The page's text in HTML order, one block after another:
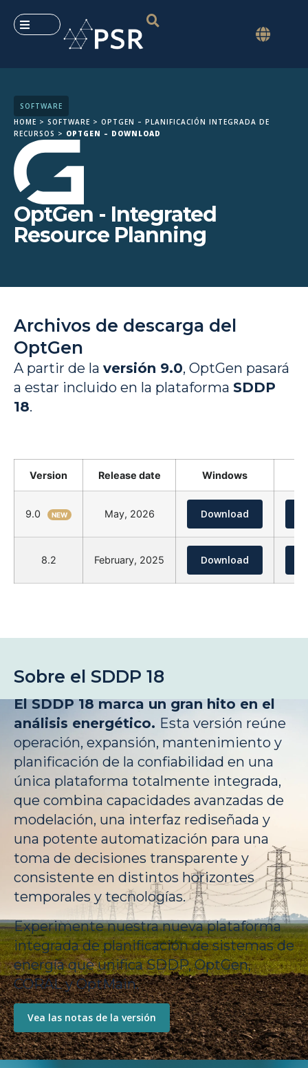
SOFTWARE
HOME > SOFTWARE > OPTGEN – PLANIFICACIÓN INTEGRADA DE
RECURSOS > OPTGEN – DOWNLOAD
OptGen - Integrated
Resource Planning
Archivos de descarga del
OptGen
A partir de la versión 9.0, OptGen pasará
a estar incluido en la plataforma SDDP
18.
Version Release date Windows
9.0 NEW May, 2026 Download
8.2 February, 2025 Download
Sobre el SDDP 18
El SDDP 18 marca un gran hito en el
análisis energético. Esta versión reúne
operación, expansión, mantenimiento y
planificación de la confiabilidad en una
única plataforma totalmente integrada,
que combina capacidades avanzadas de
modelación, una interfaz rediseñada y
una potente automatización para una
toma de decisiones transparente y
consistente en distintos horizontes
temporales y tecnologías.
Experimente nuestra nueva plataforma
integrada de planificación de sistemas de
energía que unifica SDDP, OptGen,
CORAL y OptMain.
Vea las notas de la versión